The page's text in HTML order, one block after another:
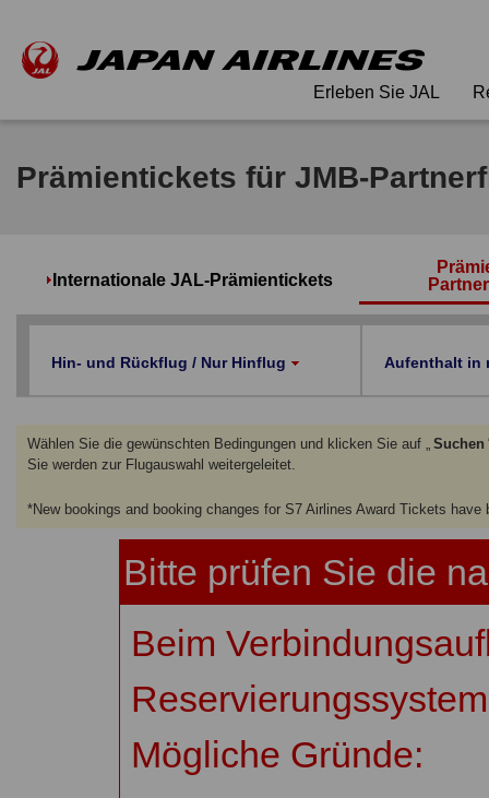
Erleben Sie JAL
Prämientickets für JMB-
Internationale JAL-Prämientickets
Hin- und Rückflug / Nur Hinflug Aufenthalt in
Wählen Sie die gewünschten Bedingungen und klicken Sie auf „ Suchen
Sie werden zur Flugauswahl weitergeleitet.
*New bookings and booking changes for S7 Airlines Award Tickets
Bitte prüfen Sie die
Beim
Mögliche Gründe: